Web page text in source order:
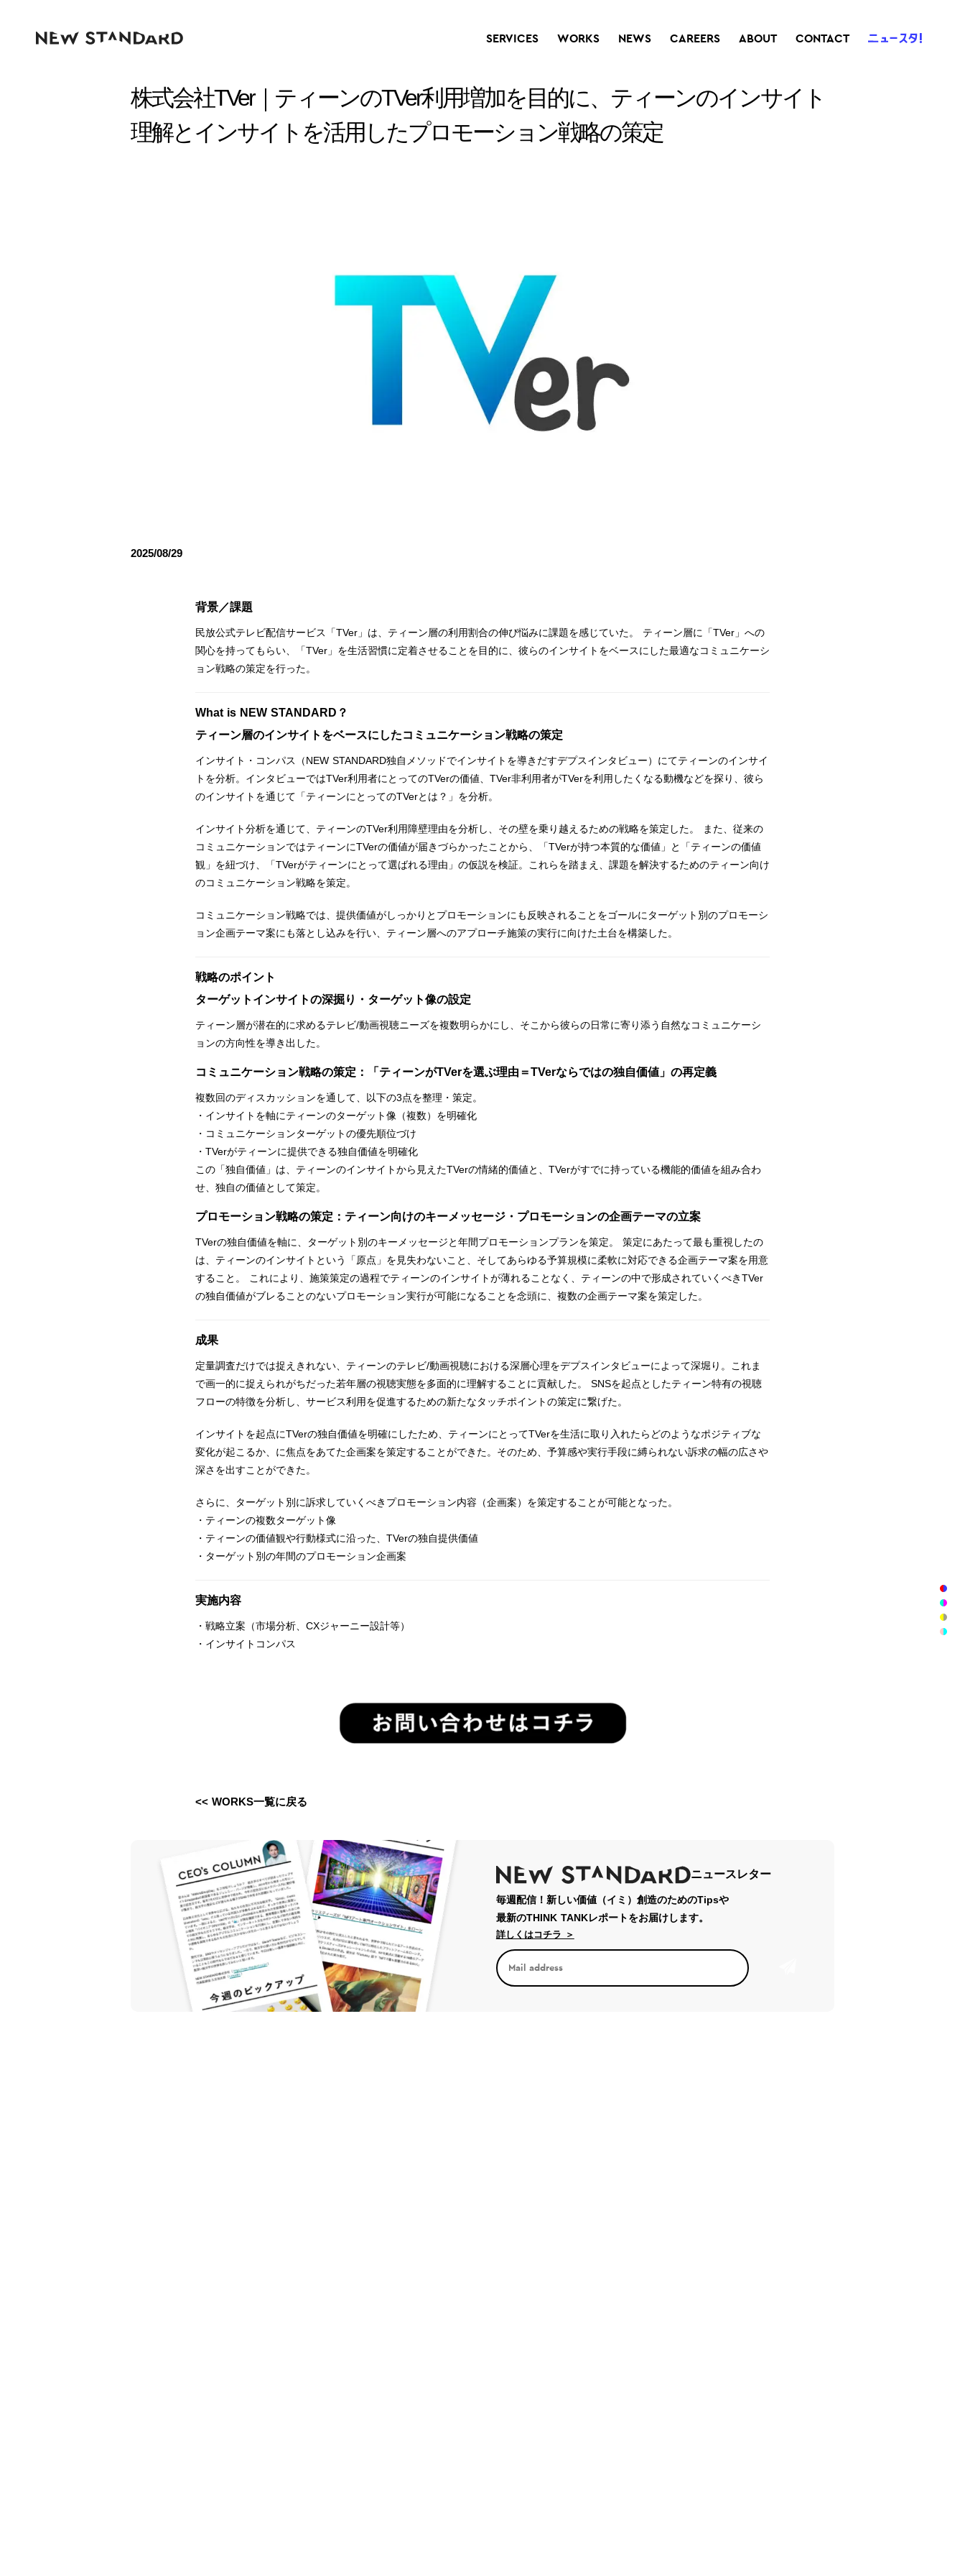
SERVICES WORKS NEWS CAREERS ABOUT CONTACT
株式会社TVer｜ティーンのTVer利用増加を目的に、ティーンのインサイト
理解とインサイトを活用したプロモーション戦略の策定
2025/08/29
背景／課題
民放公式テレビ配信サービス「TVer」は、ティーン層の利用割合の伸び悩みに課題を感じていた。 ティーン層に「TVer」への
関心を持ってもらい、「TVer」を生活習慣に定着させることを目的に、彼らのインサイトをベースにした最適なコミュニケーシ
ョン戦略の策定を行った。
What is NEW STANDARD？
ティーン層のインサイトをベースにしたコミュニケーション戦略の策定
インサイト・コンパス（NEW STANDARD独自メソッドでインサイトを導きだすデプスインタビュー）にてティーンのインサイ
トを分析。インタビューではTVer利用者にとってのTVerの価値、TVer非利用者がTVerを利用したくなる動機などを探り、彼ら
のインサイトを通じて「ティーンにとってのTVerとは？」を分析。
インサイト分析を通じて、ティーンのTVer利用障壁理由を分析し、その壁を乗り越えるための戦略を策定した。 また、従来の
コミュニケーションではティーンにTVerの価値が届きづらかったことから、「TVerが持つ本質的な価値」と「ティーンの価値
観」を紐づけ、「TVerがティーンにとって選ばれる理由」の仮説を検証。これらを踏まえ、課題を解決するためのティーン向け
のコミュニケーション戦略を策定。
コミュニケーション戦略では、提供価値がしっかりとプロモーションにも反映されることをゴールにターゲット別のプロモーシ
ョン企画テーマ案にも落とし込みを行い、ティーン層へのアプローチ施策の実行に向けた土台を構築した。
戦略のポイント
ターゲットインサイトの深掘り・ターゲット像の設定
ティーン層が潜在的に求めるテレビ/動画視聴ニーズを複数明らかにし、そこから彼らの日常に寄り添う自然なコミュニケーシ
ョンの方向性を導き出した。
コミュニケーション戦略の策定：「ティーンがTVerを選ぶ理由＝TVerならではの独自価値」の再定義
複数回のディスカッションを通して、以下の3点を整理・策定。
・インサイトを軸にティーンのターゲット像（複数）を明確化
・コミュニケーションターゲットの優先順位づけ
・TVerがティーンに提供できる独自価値を明確化
この「独自価値」は、ティーンのインサイトから見えたTVerの情緒的価値と、TVerがすでに持っている機能的価値を組み合わ
せ、独自の価値として策定。
プロモーション戦略の策定：ティーン向けのキーメッセージ・プロモーションの企画テーマの立案
TVerの独自価値を軸に、ターゲット別のキーメッセージと年間プロモーションプランを策定。 策定にあたって最も重視したの
は、ティーンのインサイトという「原点」を見失わないこと、そしてあらゆる予算規模に柔軟に対応できる企画テーマ案を用意
すること。 これにより、施策策定の過程でティーンのインサイトが薄れることなく、ティーンの中で形成されていくべきTVer
の独自価値がブレることのないプロモーション実行が可能になることを念頭に、複数の企画テーマ案を策定した。
成果
定量調査だけでは捉えきれない、ティーンのテレビ/動画視聴における深層心理をデプスインタビューによって深堀り。これま
で画一的に捉えられがちだった若年層の視聴実態を多面的に理解することに貢献した。 SNSを起点としたティーン特有の視聴
フローの特徴を分析し、サービス利用を促進するための新たなタッチポイントの策定に繋げた。
インサイトを起点にTVerの独自価値を明確にしたため、ティーンにとってTVerを生活に取り入れたらどのようなポジティブな
変化が起こるか、に焦点をあてた企画案を策定することができた。そのため、予算感や実行手段に縛られない訴求の幅の広さや
深さを出すことができた。
さらに、ターゲット別に訴求していくべきプロモーション内容（企画案）を策定することが可能となった。
・ティーンの複数ターゲット像
・ティーンの価値観や行動様式に沿った、TVerの独自提供価値
・ターゲット別の年間のプロモーション企画案
実施内容
・戦略立案（市場分析、CXジャーニー設計等）
・インサイトコンパス
<< WORKS一覧に戻る
ニュースレター
毎週配信！新しい価値（イミ）創造のためのTipsや
最新のTHINK TANKレポートをお届けします。
詳しくはコチラ ＞